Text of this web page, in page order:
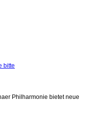
bitte
Philharmonie bietet neue